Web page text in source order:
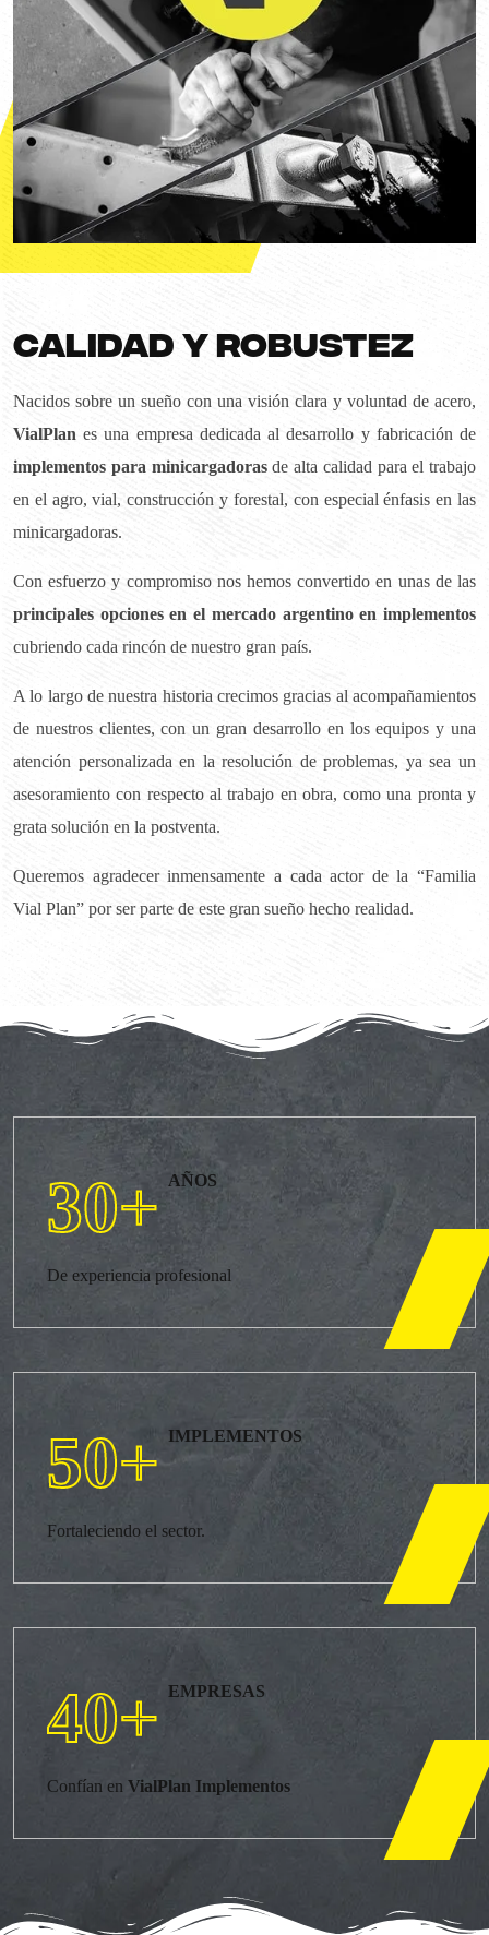
Calidad y Robustez
Nacidos sobre un sueño con una visión clara y voluntad de acero,
VialPlan es una empresa dedicada al desarrollo y fabricación de
implementos para minicargadorasde alta calidad para el trabajo
en el agro, vial, construcción y forestal, con especial énfasis en las
minicargadoras.
Con esfuerzo y compromiso nos hemos convertido en unas de las
principales opciones en el mercado argentino en implementos
cubriendo cada rincón de nuestro gran país.
A lo largo de nuestra historia crecimos gracias al acompañamientos
de nuestros clientes, con un gran desarrollo en los equipos y una
atención personalizada en la resolución de problemas, ya sea un
asesoramiento con respecto al trabajo en obra, como una pronta y
grata solución en la postventa.
Queremos agradecer inmensamente a cada actor de la “Familia
Vial Plan” por ser parte de este gran sueño hecho realidad.
30+ AÑOS
De experiencia profesional
50+ IMPLEMENTOS
Fortaleciendo el sector.
40+ EMPRESAS
Confían en VialPlan Implementos